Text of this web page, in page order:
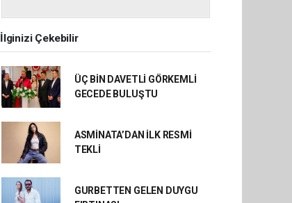
İlginizi Çekebilir
ÜÇ BİN DAVETLİ GÖRKEMLİ
GECEDE BULUŞTU
ASMİNATA’DAN İLK RESMİ
TEKLİ
GURBETTEN GELEN DUYGU